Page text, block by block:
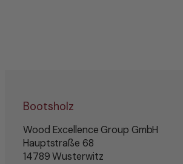
Bootsholz
Wood Excellence Group GmbH
Hauptstraße 68
14789 Wusterwitz